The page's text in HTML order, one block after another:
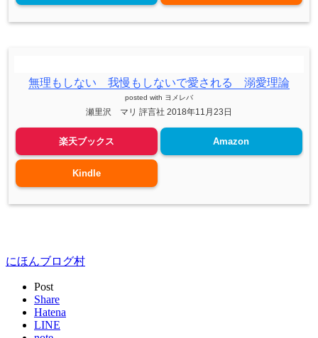
無理もしない 我慢もしないで愛される 溺愛理論
posted with ヨメレバ
瀬里沢 マリ 評言社 2018年11月23日
楽天ブックス Amazon
Kindle
にほんブログ村
Post
Share
Hatena
LINE